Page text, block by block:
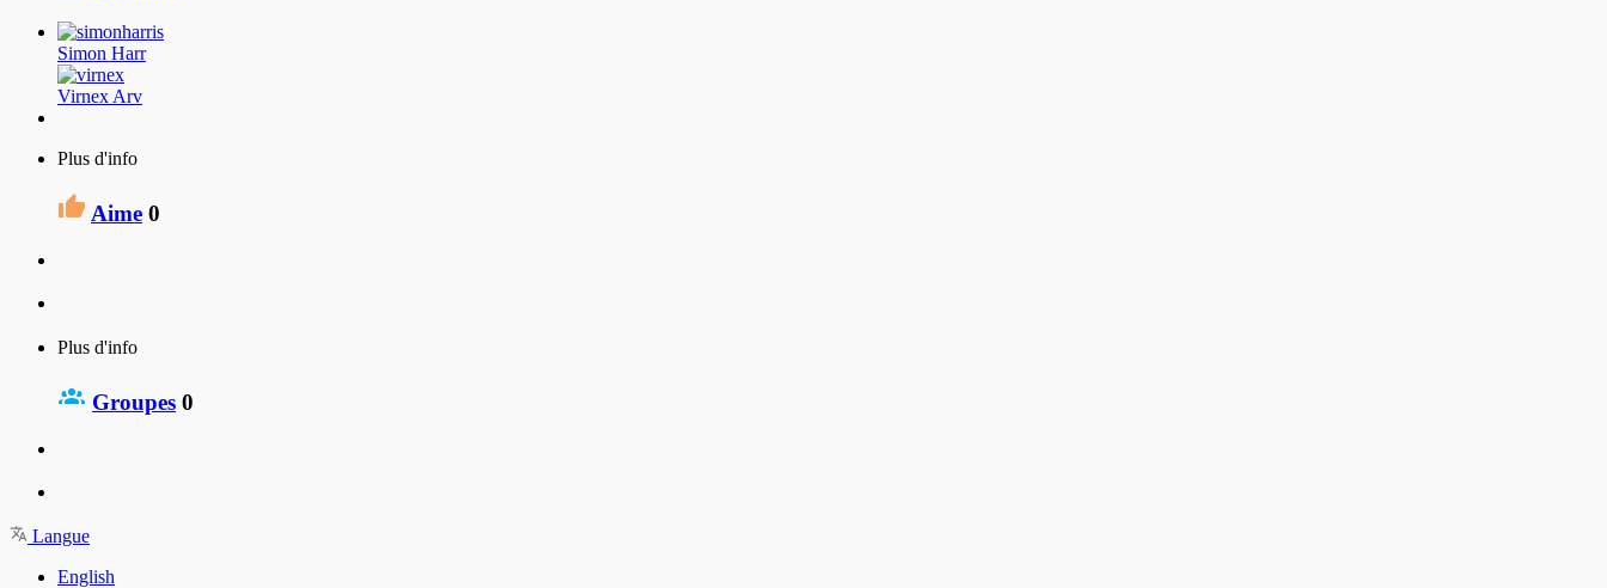
Simon Harr
Virnex Arv
Plus d'info
Aime 0
Plus d'info
Groupes 0
Langue
English